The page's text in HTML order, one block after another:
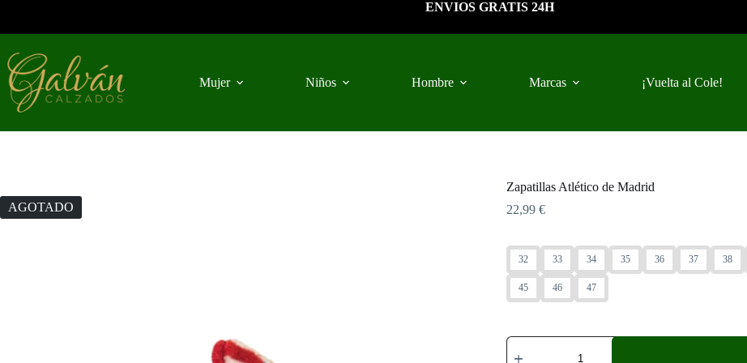
contenido
ENVIOS GRATIS 24H
Mujer Niños Hombre Marcas ¡Vuelta al Cole!
AGOTADO
Zapatillas Atlético de Madrid
22,99 €
32 33 34 35 36 37 38
45 46 47
Zapatillas
Atlético